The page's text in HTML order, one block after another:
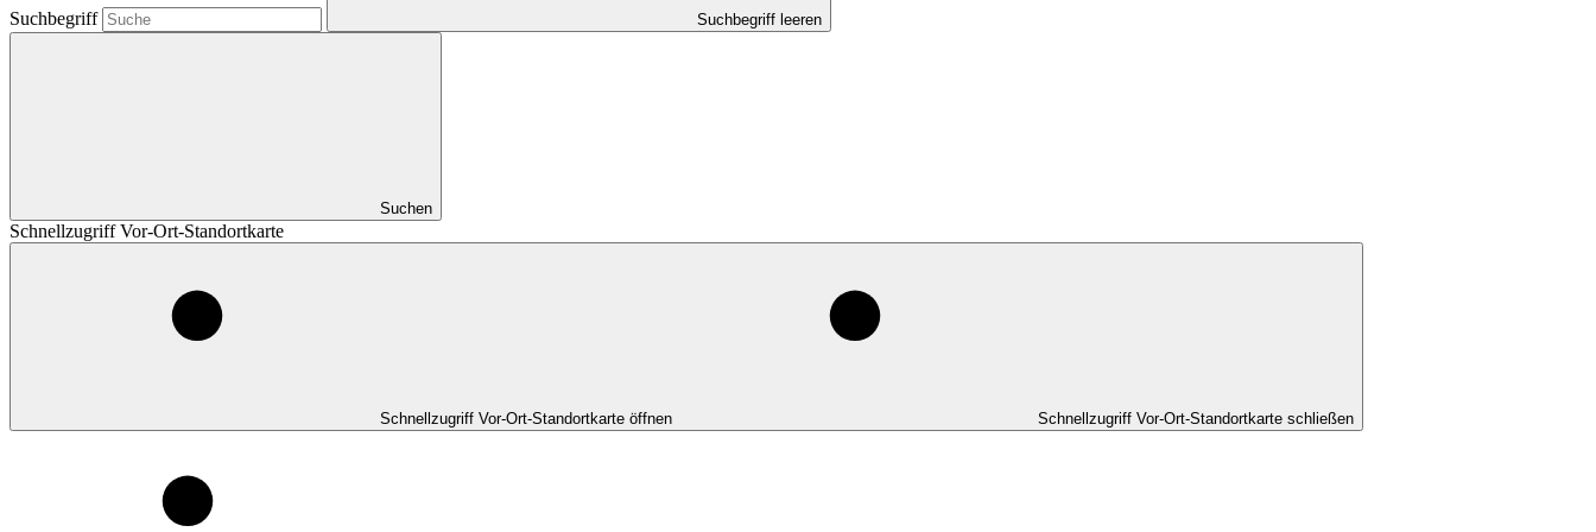
Suchbegriff Suchbegriff leeren
Suchen
Schnellzugriff Vor-Ort-Standortkarte
Schnellzugriff Vor-Ort-Standortkarte öffnen Schnellzugriff Vor-Ort-Standortkarte schließen